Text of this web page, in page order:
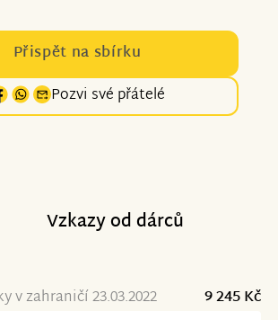
Přispět na sbírku
Pozvi své přátelé
Vzkazy od dárců
v zahraničí 23.03.2022
9 245 Kč